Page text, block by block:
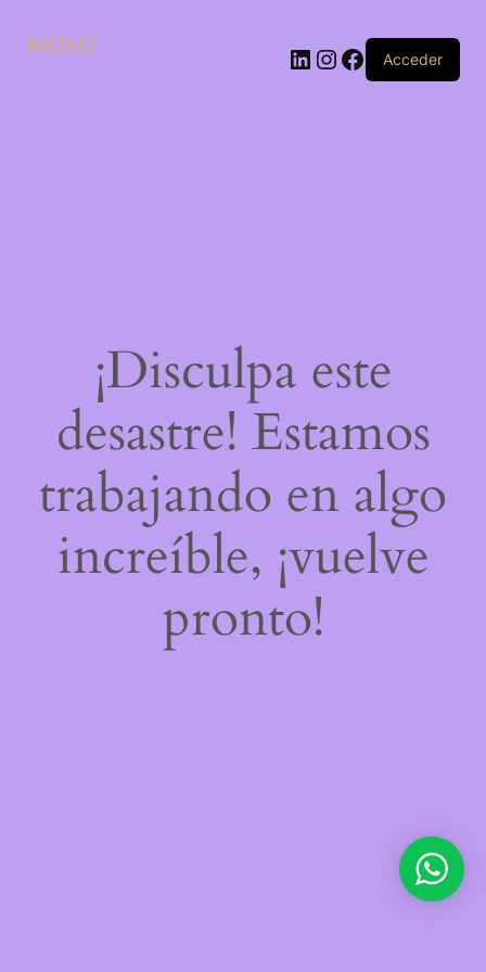
INOXIZ LinkedIn
Instagram
Facebook
Acceder
¡Disculpa este
desastre! Estamos
trabajando en algo
increíble, ¡vuelve
pronto!